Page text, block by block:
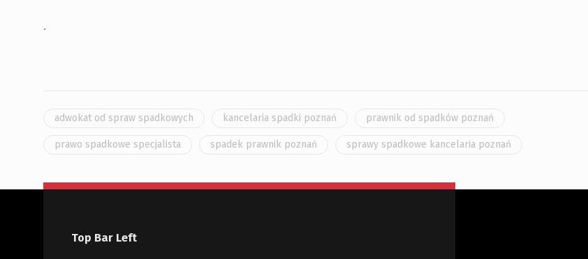
.
adwokat od spraw spadkowych kancelaria spadki poznań prawnik od spadków poznań
prawo spadkowe specjalista spadek prawnik poznań sprawy spadkowe kancelaria poznań
Top Bar Left